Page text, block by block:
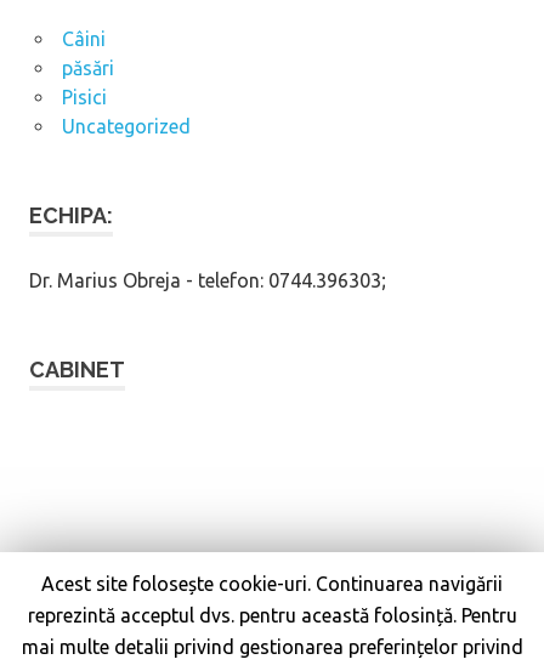
Câini
păsări
Pisici
Uncategorized
ECHIPA:
Dr. Marius Obreja - telefon: 0744.396303;
CABINET
Acest site folosește cookie-uri. Continuarea navigării
reprezintă acceptul dvs. pentru această folosință. Pentru
mai multe detalii privind gestionarea preferințelor privind